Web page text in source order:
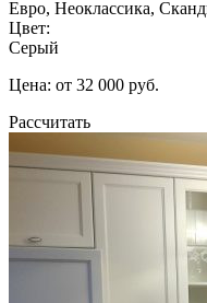
Евро, Неоклассика,
Цвет:
Серый
Цена: от 32 000 руб.
Рассчитать